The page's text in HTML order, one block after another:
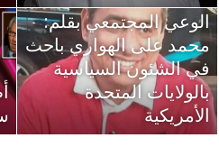
الوعي المجتمعي بقلم:
محمد على الهواري باحث
في الشئون السياسية
بالولايات المتحدة
الأمريكية